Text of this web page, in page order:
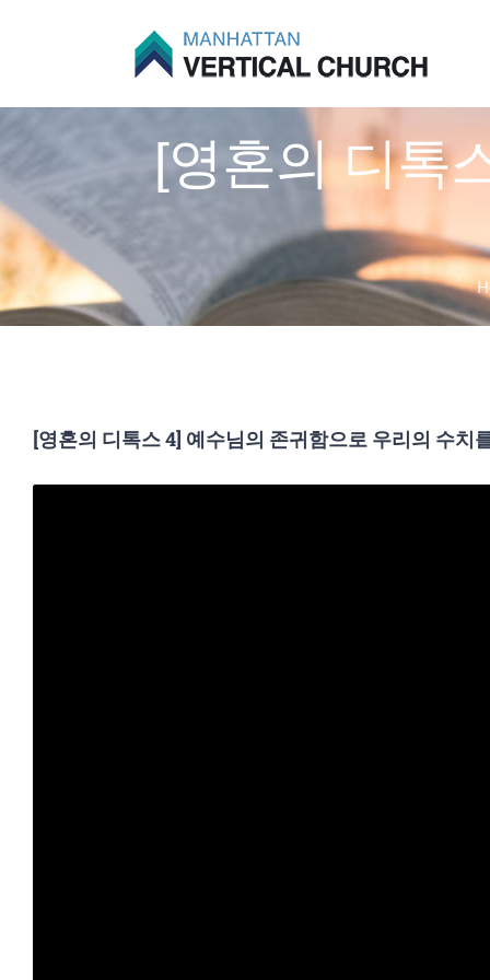
[영혼의 디톡
[영혼의 디톡스 4] 예수님의 존귀함으로 우리의 수치